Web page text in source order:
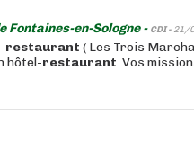
Fontaines-en-Sologne - CDI - 21/
restaurant ( Les Trois
hôtel-restaurant. Vos